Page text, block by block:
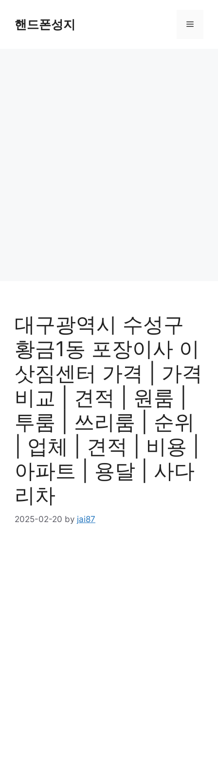
content핸드폰성지 Menu
대구광역시 수성구
황금1동 포장이사 이
삿짐센터 가격 | 가격
비교 | 견적 | 원룸 |
투룸 | 쓰리룸 | 순위
| 업체 | 견적 | 비용 |
아파트 | 용달 | 사다
리차
2025-02-20 by jai87